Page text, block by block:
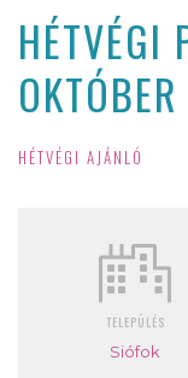
HÉTVÉGI
HÉTVÉGI AJÁNLÓ
TELEPÜLÉS
Siófok